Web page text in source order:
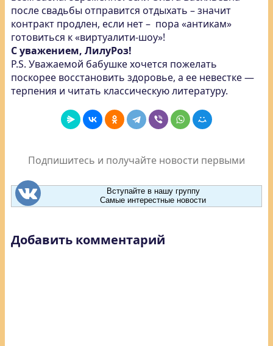
после свадьбы отправится отдыхать – значит
контракт продлен, если нет – пора «антикам»
готовиться к «виртуалити-шоу»!
С уважением, ЛилуРоз!
P.S. Уважаемой бабушке хочется пожелать
поскорее восстановить здоровье, а ее невестке —
терпения и читать классическую литературу.
Подпишитесь и получайте новости первыми
Вступайте в нашу группу
Самые интерестные новости
Добавить комментарий